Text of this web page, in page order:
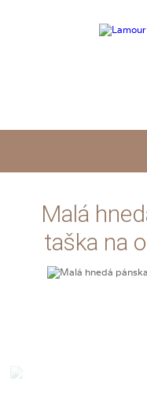
Malá
taška na